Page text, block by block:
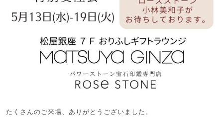
たくさんのご来場、ありがとうございました。